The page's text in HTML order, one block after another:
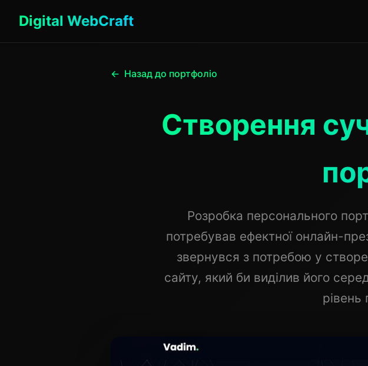
Digital WebCraft
Назад до портфоліо
Створення
Розробка персонального
потребував ефектної онлайн-
звернувся з потребою у
сайту, який би виділив його
рівень